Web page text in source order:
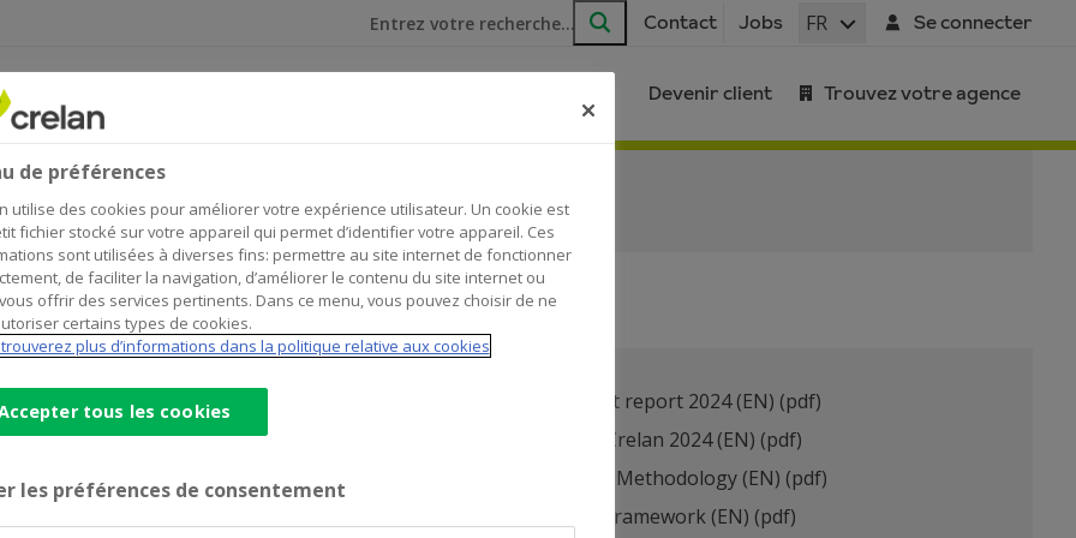
Je cherche
Rechercher
Contact Jobs FR Se connecter
Devenir client Trouvez votre agence
(EN)
(pdf)
- December 2025
Framework 2025
30/09/2024 - Allocation and impact report 2024 (EN) (pdf)
30/09/2024 - Impact assessment Crelan 2024 (EN) (pdf)
June 2023 - Green Asset Selection Methodology (EN) (pdf)
09/03/2023 - Crelan Green Bond Framework (EN) (pdf)
de préférences
utilise des cookies pour améliorer votre expérience utilisateur. Un cookie est
fichier stocké sur votre appareil qui permet d’identifier votre appareil. Ces
sont utilisées à diverses fins: permettre au site internet de fonctionner
de faciliter la navigation, d’améliorer le contenu du site internet ou
offrir des services pertinents. Dans ce menu, vous pouvez choisir de ne
certains types de cookies.
plus d’informations dans la politique relative aux cookies
tous les cookies
les préférences de consentement